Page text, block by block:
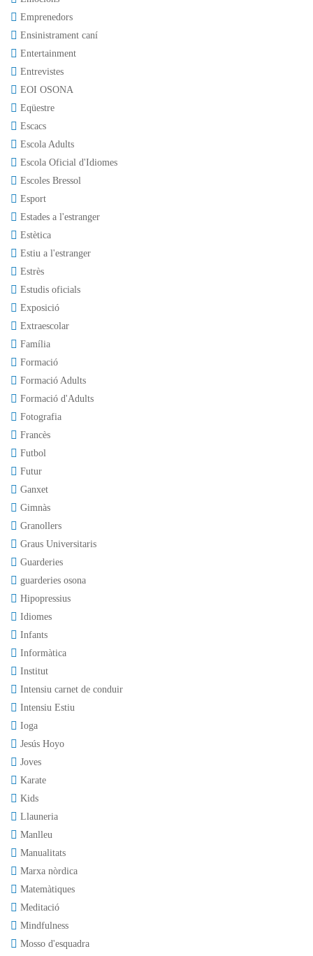
Emprenedors
Ensinistrament caní
Entertainment
Entrevistes
EOI OSONA
Eqüestre
Escacs
Escola Adults
Escola Oficial d'Idiomes
Escoles Bressol
Esport
Estades a l'estranger
Estètica
Estiu a l'estranger
Estrès
Estudis oficials
Exposició
Extraescolar
Família
Formació
Formació Adults
Formació d'Adults
Fotografia
Francès
Futbol
Futur
Ganxet
Gimnàs
Granollers
Graus Universitaris
Guarderies
guarderies osona
Hipopressius
Idiomes
Infants
Informàtica
Institut
Intensiu carnet de conduir
Intensiu Estiu
Ioga
Jesús Hoyo
Joves
Karate
Kids
Llauneria
Manlleu
Manualitats
Marxa nòrdica
Matemàtiques
Meditació
Mindfulness
Mosso d'esquadra